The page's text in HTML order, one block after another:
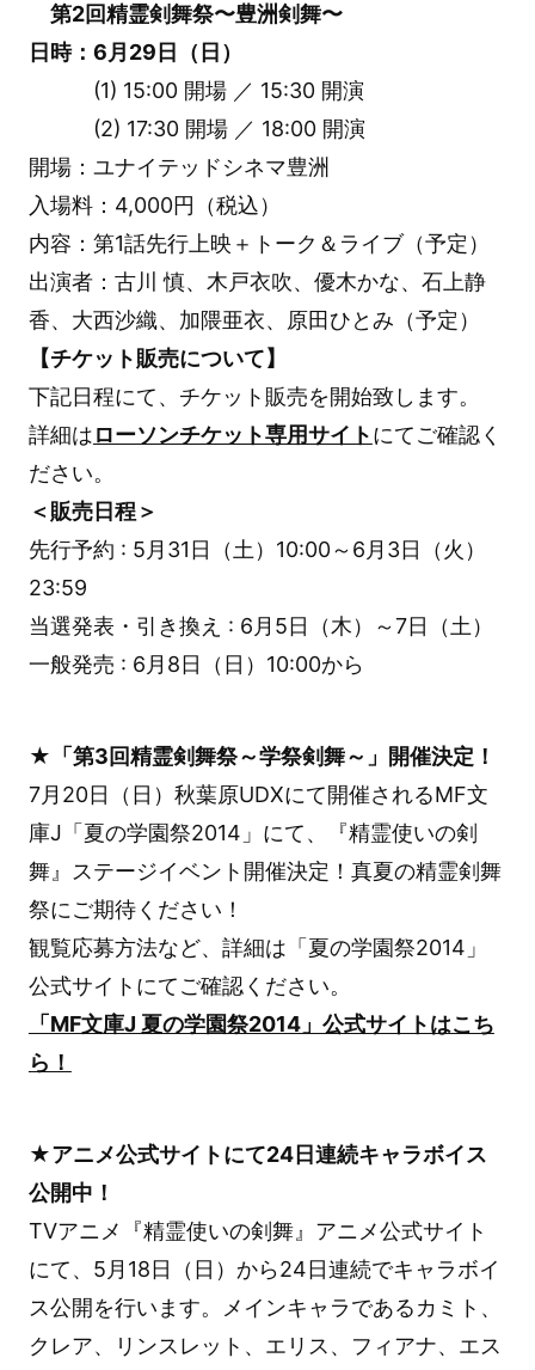
第2回精霊剣舞祭〜豊洲剣舞〜
日時：6月29日（日）
(1) 15:00 開場 ／ 15:30 開演
(2) 17:30 開場 ／ 18:00 開演
開場：ユナイテッドシネマ豊洲
入場料：4,000円（税込）
内容：第1話先行上映＋トーク＆ライブ（予定）
出演者：古川 慎、木戸衣吹、優木かな、石上静
香、大西沙織、加隈亜衣、原田ひとみ（予定）
【チケット販売について】
下記日程にて、チケット販売を開始致します。
詳細はローソンチケット専用サイトにてご確認く
ださい。
＜販売日程＞
先行予約 : 5月31日（土）10:00～6月3日（火）
23:59
当選発表・引き換え : 6月5日（木）～7日（土）
一般発売 : 6月8日（日）10:00から
★「第3回精霊剣舞祭～学祭剣舞～」開催決定！
7月20日（日）秋葉原UDXにて開催されるMF文
庫J「夏の学園祭2014」にて、『精霊使いの剣
舞』ステージイベント開催決定！真夏の精霊剣舞
祭にご期待ください！
観覧応募方法など、詳細は「夏の学園祭2014」
公式サイトにてご確認ください。
「MF文庫J 夏の学園祭2014」公式サイトはこち
ら！
★アニメ公式サイトにて24日連続キャラボイス
公開中！
TVアニメ『精霊使いの剣舞』アニメ公式サイト
にて、5月18日（日）から24日連続でキャラボイ
ス公開を行います。メインキャラであるカミト、
クレア、リンスレット、エリス、フィアナ、エス